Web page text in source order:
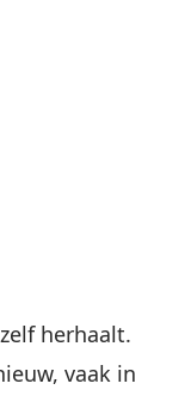
herhaalt.
vaak in